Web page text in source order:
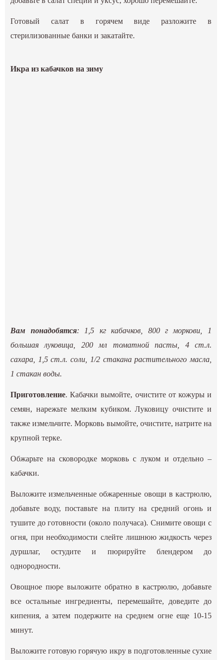
Готовый салат в горячем виде разложите в
стерилизованные банки и закатайте.
Икра из кабачков на зиму
Вам понадобятся: 1,5 кг кабачков, 800 г моркови, 1
большая луковица, 200 мл томатной пасты, 4 ст.л.
сахара, 1,5 ст.л. соли, 1/2 стакана растительного масла,
1 стакан воды.
Приготовление. Кабачки вымойте, очистите от кожуры и
семян, нарежьте мелким кубиком. Луковицу очистите и
также измельчите. Морковь вымойте, очистите, натрите на
крупной терке.
Обжарьте на сковородке морковь с луком и отдельно –
кабачки.
Выложите измельченные обжаренные овощи в кастрюлю,
добавьте воду, поставьте на плиту на средний огонь и
тушите до готовности (около получаса). Снимите овощи с
огня, при необходимости слейте лишнюю жидкость через
дуршлаг, остудите и пюрируйте блендером до
однородности.
Овощное пюре выложите обратно в кастрюлю, добавьте
все остальные ингредиенты, перемешайте, доведите до
кипения, а затем подержите на среднем огне еще 10-15
минут.
Выложите готовую горячую икру в подготовленные сухие